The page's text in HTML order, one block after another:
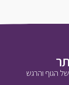
הגוף והרגש